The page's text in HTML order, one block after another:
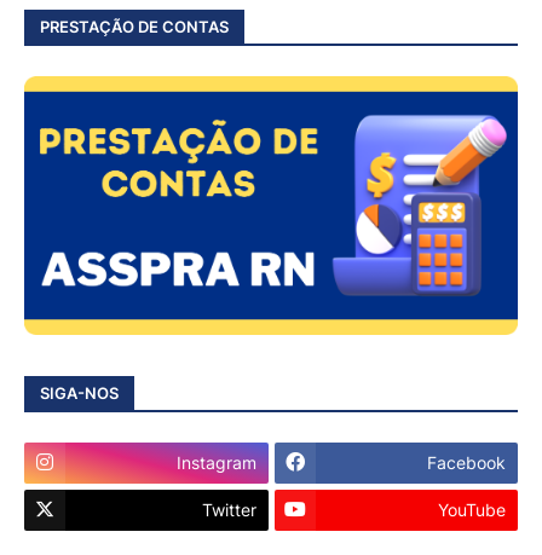
PRESTAÇÃO DE CONTAS
SIGA-NOS
Instagram Facebook
Twitter YouTube